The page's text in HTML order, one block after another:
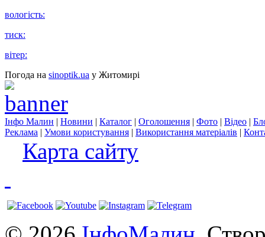
вологість:
тиск:
вітер:
Погода на sinoptik.ua у Житомирі
Інфо Малин | Новини | Каталог | Оголошення | Фото | Відео |
Реклама | Умови користування | Використання матеріалів |
Карта сайту